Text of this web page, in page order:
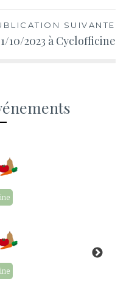
SUIVANTE
10/2023 à Cyclofficine